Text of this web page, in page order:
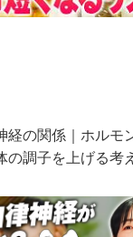
経の関係｜ホルモ
の調子を上げる考